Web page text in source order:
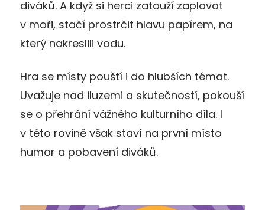
diváků. A když si herci zatouží zaplavat
v moři, stačí prostrčit hlavu papírem, na
který nakreslili vodu.
Hra se místy pouští i do hlubších témat.
Uvažuje nad iluzemi a skutečností, pokouší
se o přehrání vážného kulturního díla. I
v této rovině však staví na první místo
humor a pobavení diváků.